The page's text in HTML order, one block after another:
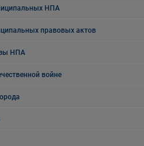
НПА
правовых актов
НПА
войне